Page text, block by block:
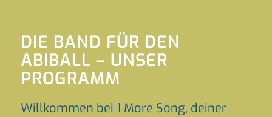
DIE BAND FÜR DEN
ABIBALL – UNSER
PROGRAMM
Willkommen bei 1 More Song, deiner